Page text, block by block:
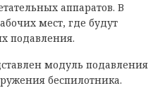
аппаратов. В
мест, где будут
подавления.
модуль подавления
беспилотника.